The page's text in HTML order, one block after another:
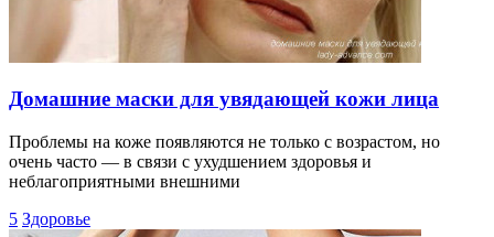
Домашние маски для увядающей кожи лица
Проблемы на коже появляются не только с возрастом, но
очень часто — в связи с ухудшением здоровья и
неблагоприятными внешними
5 Здоровье